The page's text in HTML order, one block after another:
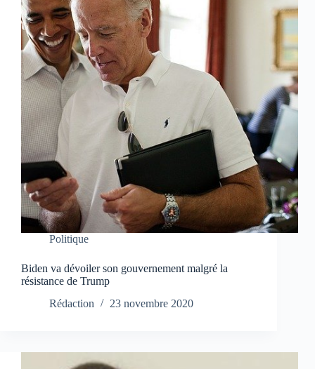
Politique
Biden va dévoiler son gouvernement malgré la
résistance de Trump
Rédaction
23 novembre 2020